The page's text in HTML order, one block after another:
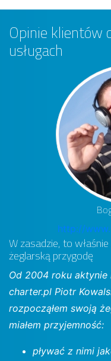
Opinie klientów
usługach
http://
W zasadzie, to
żeglarską przygodę
Od 2004 roku aktynie
charter.pl Piotr
rozpocząłem swoją
miałem przyjemność:
pływać z nimi